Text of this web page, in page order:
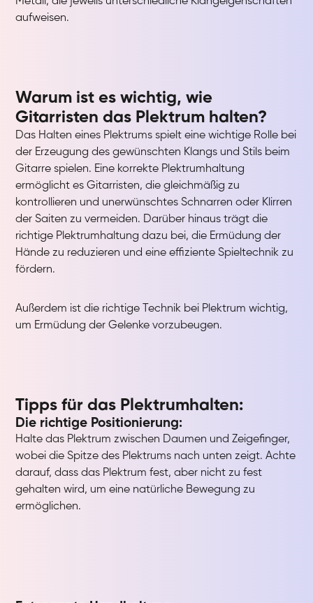
aufweisen.
Warum ist es wichtig, wie
Gitarristen das Plektrum halten?
Das Halten eines Plektrums spielt eine wichtige Rolle bei
der Erzeugung des gewünschten Klangs und Stils beim
Gitarre spielen. Eine korrekte Plektrumhaltung
ermöglicht es Gitarristen, die gleichmäßig zu
kontrollieren und unerwünschtes Schnarren oder Klirren
der Saiten zu vermeiden. Darüber hinaus trägt die
richtige Plektrumhaltung dazu bei, die Ermüdung der
Hände zu reduzieren und eine effiziente Spieltechnik zu
fördern.
Außerdem ist die richtige Technik bei Plektrum wichtig,
um Ermüdung der Gelenke vorzubeugen.
Tipps für das Plektrumhalten:
Die richtige Positionierung:
Halte das Plektrum zwischen Daumen und Zeigefinger,
wobei die Spitze des Plektrums nach unten zeigt. Achte
darauf, dass das Plektrum fest, aber nicht zu fest
gehalten wird, um eine natürliche Bewegung zu
ermöglichen.